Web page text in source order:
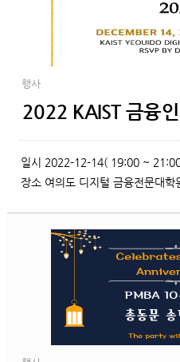
행사
2022 KAIST 금융
일시 2022-12-14( 19:00 ~
장소 여의도 디지털 금융전문대